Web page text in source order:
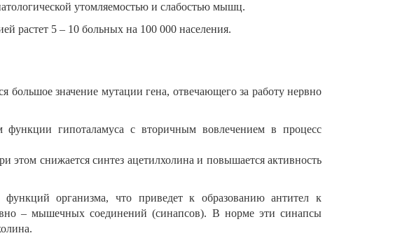
утомляемостью и слабостью мышц.
растет 5 – 10 больных на 100 000 населения.
большое значение мутации гена, отвечающего за работу нервно
функции гипоталамуса с вторичным вовлечением в процесс
снижается синтез ацетилхолина и повышается активность
организма, что приведет к образованию антител к
– мышечных соединений (синапсов). В норме эти синапсы